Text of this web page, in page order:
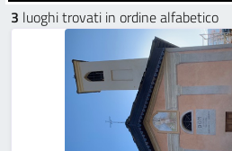
3 luoghi trovati in ordine alfabetico